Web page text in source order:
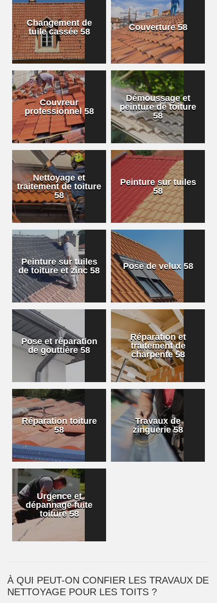
Changement de
tuile cassée 58
Couverture 58
Couvreur
professionnel 58
Démoussage et
peinture de toiture
58
Nettoyage et
traitement de toiture
58
Peinture sur tuiles
58
Peinture sur tuiles
de toiture et zinc 58
Pose de velux 58
Pose et réparation
de gouttière 58
Réparation et
traitement de
charpente 58
Réparation toiture
58
Travaux de
zinguerie 58
Urgence et
dépannage fuite
toiture 58
À QUI PEUT-ON CONFIER LES TRAVAUX DE
NETTOYAGE POUR LES TOITS ?